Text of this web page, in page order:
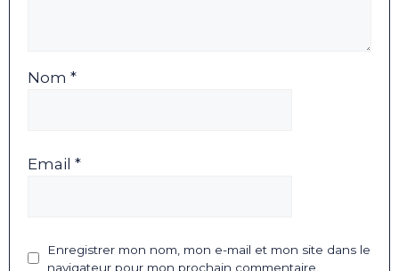
Nom *
Email *
Enregistrer mon nom, mon e-mail et mon site dans le
navigateur pour mon prochain commentaire.